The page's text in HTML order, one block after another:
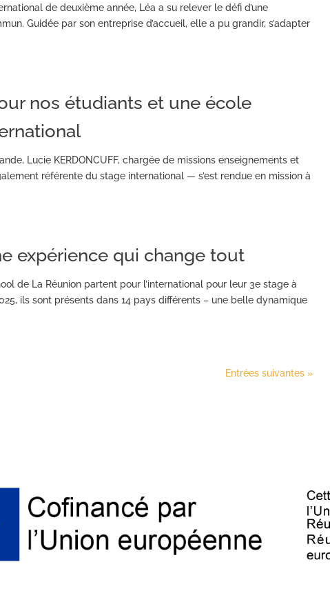
de deuxième année, Léa a su relever le défi d’une
Guidée par son entreprise d’accueil, elle a pu grandir, s’adapter
nos étudiants et une école
Lucie KERDONCUFF, chargée de missions enseignements et
référente du stage international — s’est rendue en mission à
expérience qui change tout
de La Réunion partent pour l’international pour leur 3e stage à
ils sont présents dans 14 pays différents – une belle dynamique
Entrées suivantes »